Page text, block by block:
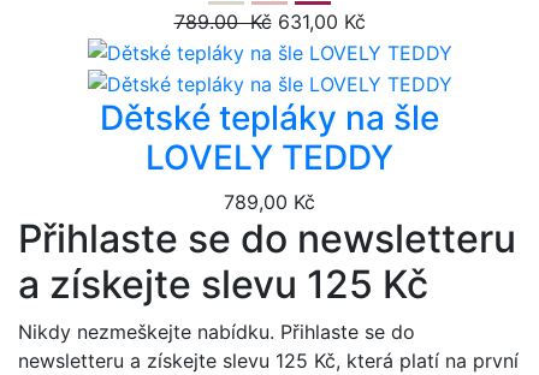
789.00 Kč 631,00 Kč
Dětské tepláky na šle
LOVELY TEDDY
789,00 Kč
Přihlaste se do newsletteru
a získejte slevu 125 Kč
Nikdy nezmeškejte nabídku. Přihlaste se do
newsletteru a získejte slevu 125 Kč, která platí na první